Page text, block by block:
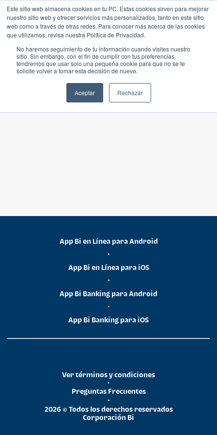
Este sitio web almacena cookies en tu PC. Estas cookies sirven para mejorar
nuestro sitio web y ofrecer servicios más personalizados, tanto en este sitio
web como a través de otras redes. Para conocer más acerca de las cookies
que utilizamos, revisa nuestra Política de Privacidad.
No haremos seguimiento de tu información cuando visites nuestro
sitio. Sin embargo, con el fin de cumplir con tus preferencias,
tendremos que usar solo una pequeña cookie para que no se te
solicite volver a tomar esta decisión de nuevo.
Aceptar Rechazar
App Bi en Línea para Android
•
App Bi en Línea para iOS
•
App Bi Banking para Android
•
App Bi Banking para iOS
2026 © Todos los derechos reservados
Corporación Bi
•
Preguntas Frecuentes
•
Ver términos y condiciones